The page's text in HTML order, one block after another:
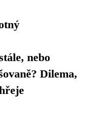
nebo
Dilema,